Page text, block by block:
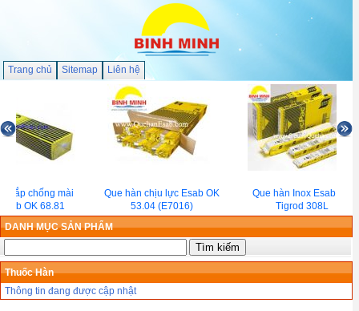
Trang chủ Sitemap Liên hệ
đắp chống mài
OK 68.81
Que hàn chịu lực Esab OK
53.04 (E7016)
Que hàn Inox Esab OK
Tigrod 308L
DANH MỤC SẢN PHẨM
Thuốc Hàn
Thông tin đang được cập nhật